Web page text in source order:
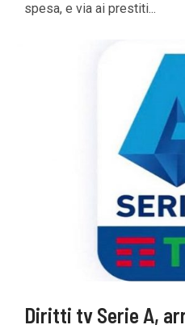
spesa, e via ai prestiti...
Diritti tv Serie A,